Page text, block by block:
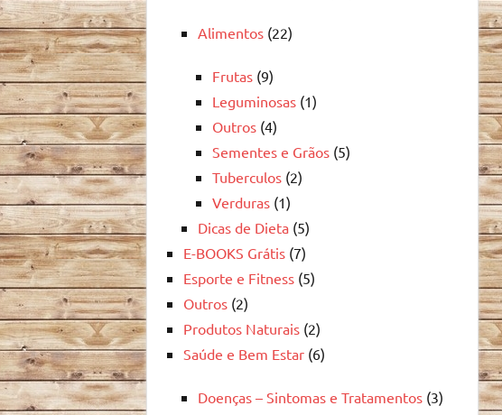
Alimentos (22)
Frutas (9)
Leguminosas (1)
Outros (4)
Sementes e Grãos (5)
Tuberculos (2)
Verduras (1)
Dicas de Dieta (5)
E-BOOKS Grátis (7)
Esporte e Fitness (5)
Outros (2)
Produtos Naturais (2)
Saúde e Bem Estar (6)
Doenças – Sintomas e Tratamentos (3)